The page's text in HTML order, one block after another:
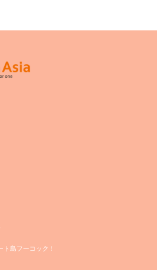
ト島フーコック！